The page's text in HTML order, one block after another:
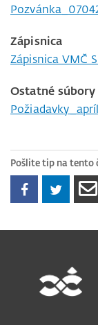
Zápisnica
Zápisnica VMČ
Ostatné súbory
Pošlite tip na tento